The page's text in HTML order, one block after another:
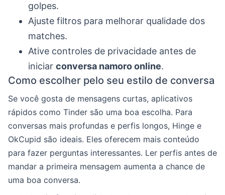
golpes.
Ajuste filtros para melhorar qualidade dos
matches.
Ative controles de privacidade antes de
iniciar conversa namoro online.
Como escolher pelo seu estilo de conversa
Se você gosta de mensagens curtas, aplicativos
rápidos como Tinder são uma boa escolha. Para
conversas mais profundas e perfis longos, Hinge e
OkCupid são ideais. Eles oferecem mais conteúdo
para fazer perguntas interessantes. Ler perfis antes de
mandar a primeira mensagem aumenta a chance de
uma boa conversa.